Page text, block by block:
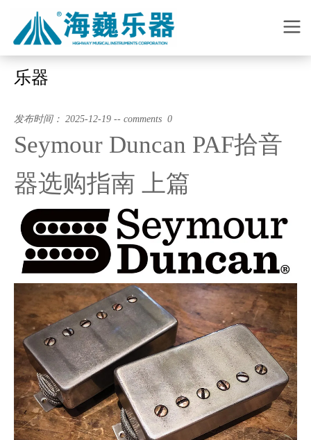
乐器
发布时间： 2025-12-19 -- comments 0
Seymour Duncan PAF拾音
器选购指南 上篇